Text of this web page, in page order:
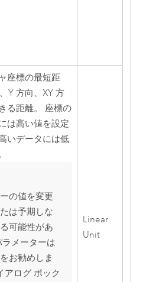
座標の最短距
Y 方向、XY 方
る距離。 座標の
は高い値を設定
いデータには低
の値を変更
は予期しな
可能性があ
メーターは
お勧めしま
アログ ボック
Linear
Unit